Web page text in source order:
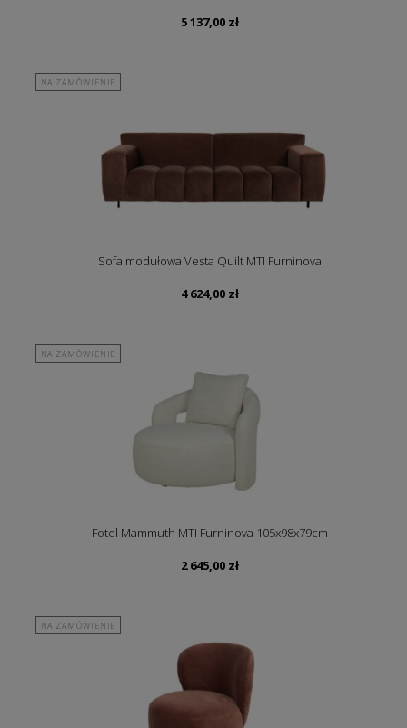
5 137,00 zł
NA ZAMÓWIENIE
Sofa modułowa Vesta Quilt MTI Furninova
4 624,00 zł
NA ZAMÓWIENIE
Fotel Mammuth MTI Furninova 105x98x79cm
2 645,00 zł
NA ZAMÓWIENIE